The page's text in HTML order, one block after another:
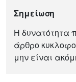
Σημείωση
Η δυνατότητα
άρθρο
μην είναι